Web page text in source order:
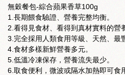
無穀餐包-綜合蘋果香草100g
1.長期餵食驗證、營養完整均衡。
2.看得見食材、看得到真材實料的營
3.完全採用人類食用等級、天然、最
4.食材多樣新鮮營養多元。
5.低溫冷凍保存，營養流失最少。
6.取食便利，微波或隔水加熱即可食